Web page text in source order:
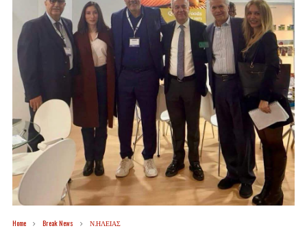
Home Break News Ν.ΗΛΕΙΑΣ